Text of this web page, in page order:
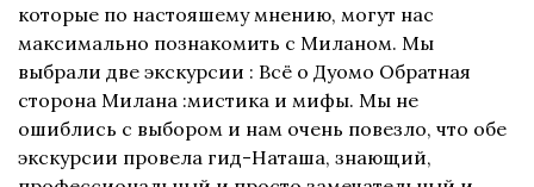
которые по настояшему мнению, могут нас
максимально познакомить с Миланом. Мы
выбрали две экскурсии : Всё о Дуомо Обратная
сторона Милана :мистика и мифы. Мы не
ошиблись с выбором и нам очень повезло, что обе
экскурсии провела гид-Наташа, знающий,